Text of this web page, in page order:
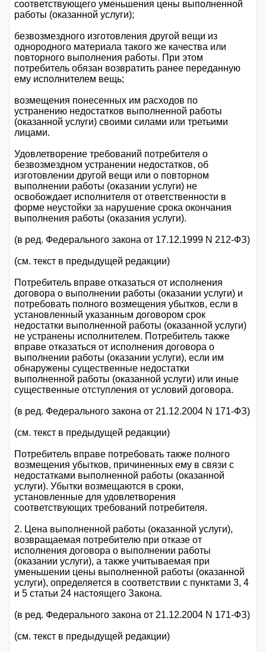
соответствующего уменьшения цены выполненной
работы (оказанной услуги);
безвозмездного изготовления другой вещи из
однородного материала такого же качества или
повторного выполнения работы. При этом
потребитель обязан возвратить ранее переданную
ему исполнителем вещь;
возмещения понесенных им расходов по
устранению недостатков выполненной работы
(оказанной услуги) своими силами или третьими
лицами.
Удовлетворение требований потребителя о
безвозмездном устранении недостатков, об
изготовлении другой вещи или о повторном
выполнении работы (оказании услуги) не
освобождает исполнителя от ответственности в
форме неустойки за нарушение срока окончания
выполнения работы (оказания услуги).
(в ред. Федерального закона от 17.12.1999 N 212-ФЗ)
(см. текст в предыдущей редакции)
Потребитель вправе отказаться от исполнения
договора о выполнении работы (оказании услуги) и
потребовать полного возмещения убытков, если в
установленный указанным договором срок
недостатки выполненной работы (оказанной услуги)
не устранены исполнителем. Потребитель также
вправе отказаться от исполнения договора о
выполнении работы (оказании услуги), если им
обнаружены существенные недостатки
выполненной работы (оказанной услуги) или иные
существенные отступления от условий договора.
(в ред. Федерального закона от 21.12.2004 N 171-ФЗ)
(см. текст в предыдущей редакции)
Потребитель вправе потребовать также полного
возмещения убытков, причиненных ему в связи с
недостатками выполненной работы (оказанной
услуги). Убытки возмещаются в сроки,
установленные для удовлетворения
соответствующих требований потребителя.
2. Цена выполненной работы (оказанной услуги),
возвращаемая потребителю при отказе от
исполнения договора о выполнении работы
(оказании услуги), а также учитываемая при
уменьшении цены выполненной работы (оказанной
услуги), определяется в соответствии с пунктами 3, 4
и 5 статьи 24 настоящего Закона.
(в ред. Федерального закона от 21.12.2004 N 171-ФЗ)
(см. текст в предыдущей редакции)